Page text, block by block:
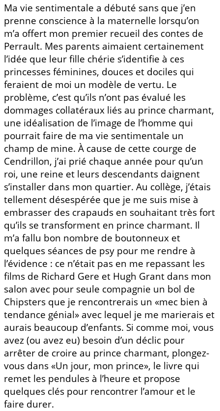
Ma vie sentimentale a débuté sans que j’en
prenne conscience à la maternelle lorsqu’on
m’a offert mon premier recueil des contes de
Perrault. Mes parents aimaient certainement
l’idée que leur fille chérie s’identifie à ces
princesses féminines, douces et dociles qui
feraient de moi un modèle de vertu. Le
problème, c’est qu’ils n’ont pas évalué les
dommages collatéraux liés au prince charmant,
une idéalisation de l’image de l’homme qui
pourrait faire de ma vie sentimentale un
champ de mine. À cause de cette courge de
Cendrillon, j’ai prié chaque année pour qu’un
roi, une reine et leurs descendants daignent
s’installer dans mon quartier. Au collège, j’étais
tellement désespérée que je me suis mise à
embrasser des crapauds en souhaitant très fort
qu’ils se transforment en prince charmant. Il
m’a fallu bon nombre de boutonneux et
quelques séances de psy pour me rendre à
l’évidence : ce n’était pas en me repassant les
films de Richard Gere et Hugh Grant dans mon
salon avec pour seule compagnie un bol de
Chipsters que je rencontrerais un «mec bien à
tendance génial» avec lequel je me marierais et
aurais beaucoup d’enfants. Si comme moi, vous
avez (ou avez eu) besoin d’un déclic pour
arrêter de croire au prince charmant, plongez-
vous dans «Un jour, mon prince», le livre qui
remet les pendules à l’heure et propose
quelques clés pour rencontrer l’amour et le
faire durer.